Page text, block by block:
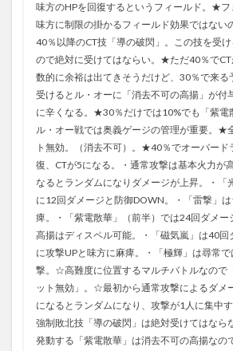
味方のHPを回復するというフィールド。★
味方に制限の掛かるフィールド効果ではな
40％以降のCT技「導の破閃」。この技を受
ので絶対に受けてはならい。★ただ40％で
数的に余裕は出てきそうだけど、30％で来る
受けるとル・オーに「消去不可の高揚」が付
に辛くなる。★30％だけでは10%でも「紫電
ル・オー戦では奥義ゲージの管理が重要。★
ト無効。（消去不可）。★40％でオーバード
復、CTが5になる。・通常攻撃は基本火力が
なるとランダムになりダメージが上昇。・「
に12回ダメージと防御DOWN。・「雷撃」
痺。・「紫電散華」（前半）では24回ダメー
高揚はディスペル可能。・「磁気嵐」は40回
に攻撃UPと味方に麻痺。・「極輝」は尋常
撃。☆高難度に位置するマルチバトルなので
ット無効」。☆最初から通常攻撃によるダメ
になるとランダムになり、攻撃が1人に集中
強制敗北技「導の破閃」は絶対受けてはなら
発動する「紫電散華」は消去不可の高揚なの